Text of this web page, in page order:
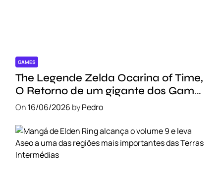
GAMES
The Legende Zelda Ocarina of Time,
O Retorno de um gigante dos Games
!!!
On 16/06/2026 byPedro